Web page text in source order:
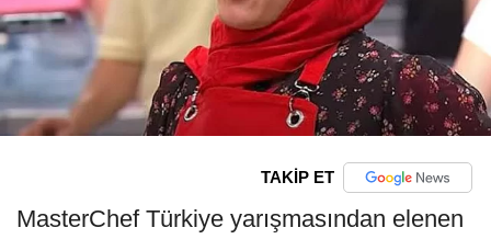
TAKİP ET
MasterChef Türkiye yarışmasından elenen